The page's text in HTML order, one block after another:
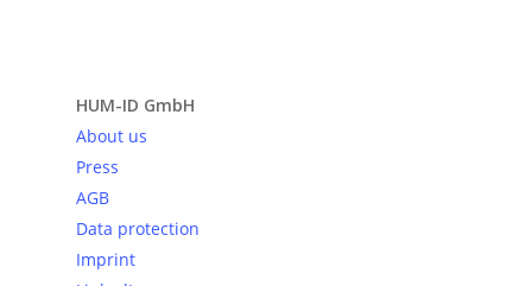
HUM-ID GmbH
About us
Press
AGB
Data protection
Imprint